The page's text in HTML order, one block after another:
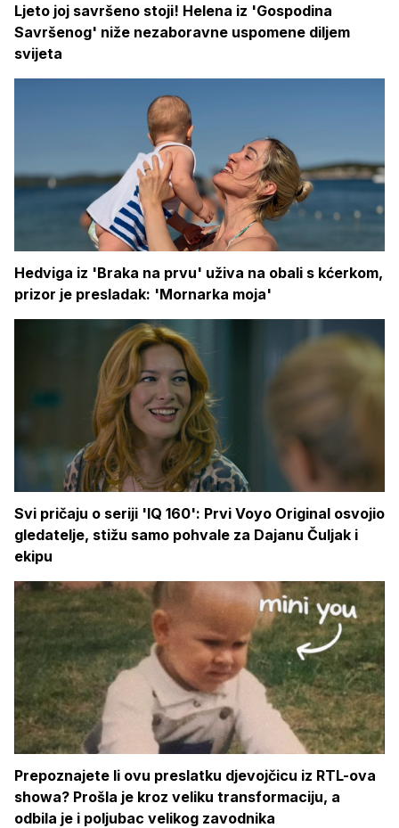
Ljeto joj savršeno stoji! Helena iz 'Gospodina
Savršenog' niže nezaboravne uspomene diljem
svijeta
Hedviga iz 'Braka na prvu' uživa na obali s kćerkom,
prizor je presladak: 'Mornarka moja'
Svi pričaju o seriji 'IQ 160': Prvi Voyo Original osvojio
gledatelje, stižu samo pohvale za Dajanu Čuljak i
ekipu
Prepoznajete li ovu preslatku djevojčicu iz RTL-ova
showa? Prošla je kroz veliku transformaciju, a
odbila je i poljubac velikog zavodnika